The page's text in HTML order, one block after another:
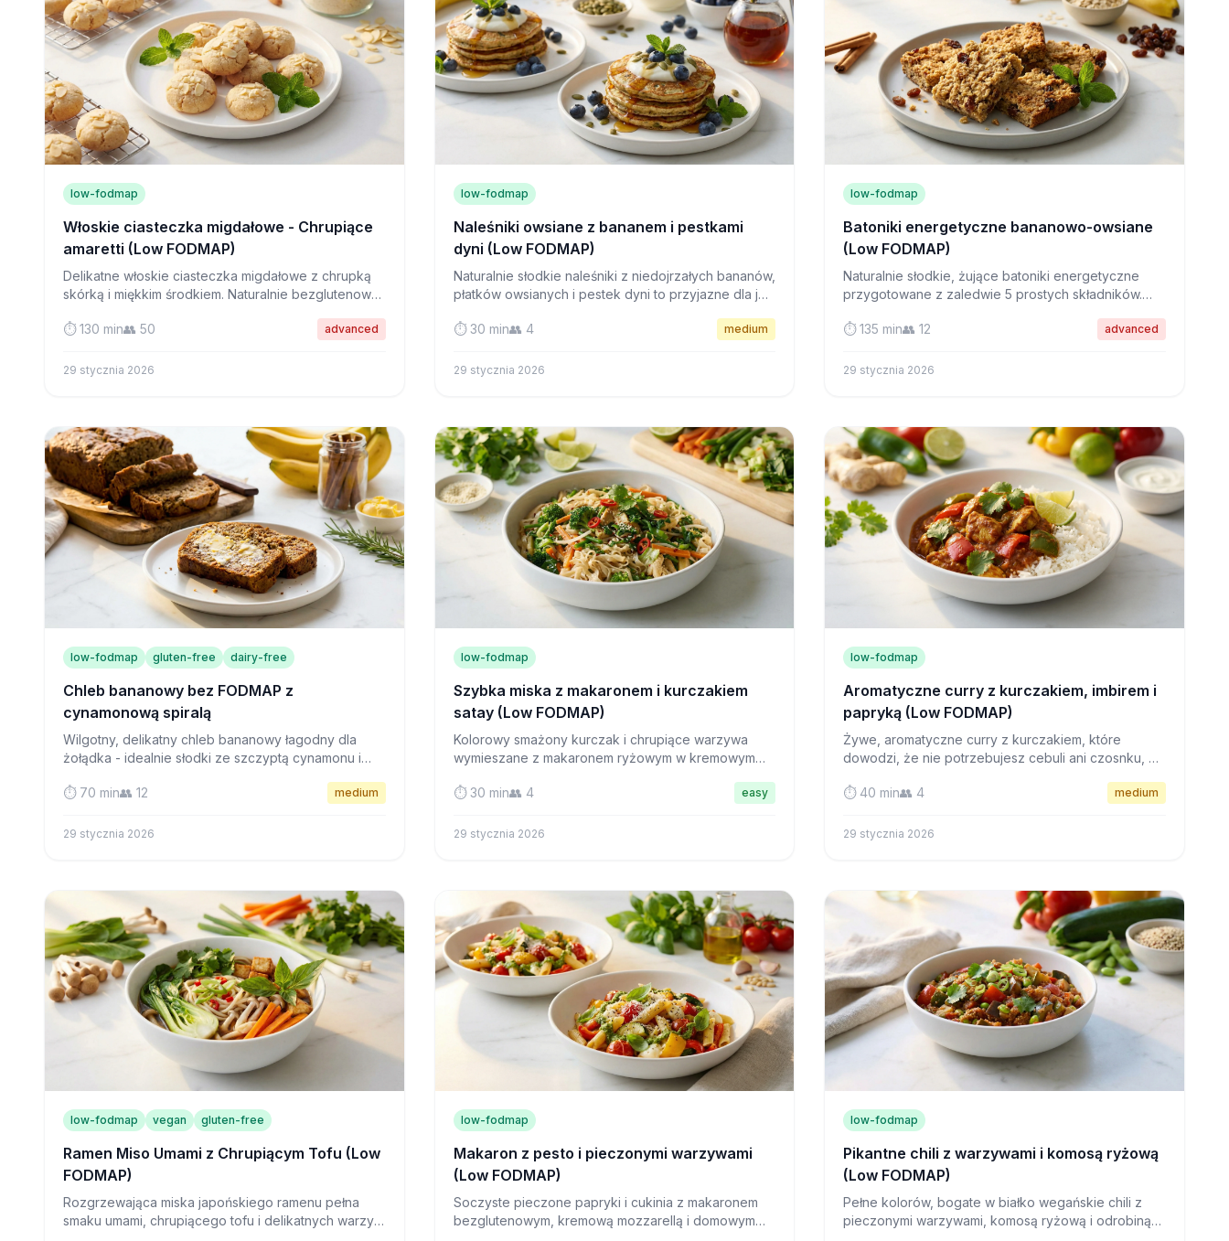
low-fodmap
Włoskie ciasteczka migdałowe - Chrupiące
amaretti (Low FODMAP)
Delikatne włoskie ciasteczka migdałowe z chrupką
skórką i miękkim środkiem. Naturalnie bezglutenowe
odpowiednich porcjach!
⏱️ 130 min👥 50 advanced
29 stycznia 2026
low-fodmap
Naleśniki owsiane z bananem i pestkami
dyni (Low FODMAP)
Naturalnie słodkie naleśniki z niedojrzałych bananów,
płatków owsianych i pestek dyni to przyjazne dla jelit
⏱️ 30 min👥 4 medium
29 stycznia 2026
low-fodmap
Batoniki energetyczne bananowo-owsiane
(Low FODMAP)
Naturalnie słodkie, żujące batoniki energetyczne
przygotowane z zaledwie 5 prostych składników.
podróży, bez dodatku rafinowanego cukru!
⏱️ 135 min👥 12 advanced
29 stycznia 2026
low-fodmap gluten-free dairy-free
Chleb bananowy bez FODMAP z
cynamonową spiralą
Wilgotny, delikatny chleb bananowy łagodny dla
żołądka - idealnie słodki ze szczyptą cynamonu i
się bez obaw.
⏱️ 70 min👥 12 medium
29 stycznia 2026
low-fodmap
Szybka miska z makaronem i kurczakiem
satay (Low FODMAP)
Kolorowy smażony kurczak i chrupiące warzywa
wymieszane z makaronem ryżowym w kremowym
30 minut na zabiegane wieczory.
⏱️ 30 min👥 4 easy
29 stycznia 2026
low-fodmap
Aromatyczne curry z kurczakiem, imbirem i
papryką (Low FODMAP)
Żywe, aromatyczne curry z kurczakiem, które
dowodzi, że nie potrzebujesz cebuli ani czosnku, by
godzinę z przyjaznych dla jelit składników.
⏱️ 40 min👥 4 medium
29 stycznia 2026
low-fodmap vegan gluten-free
Ramen Miso Umami z Chrupiącym Tofu (Low
FODMAP)
Rozgrzewająca miska japońskiego ramenu pełna
smaku umami, chrupiącego tofu i delikatnych warzyw
low-fodmap
Makaron z pesto i pieczonymi warzywami
(Low FODMAP)
Soczyste pieczone papryki i cukinia z makaronem
bezglutenowym, kremową mozzarellą i domowym
low-fodmap
Pikantne chili z warzywami i komosą ryżową
(Low FODMAP)
Pełne kolorów, bogate w białko wegańskie chili z
pieczonymi warzywami, komosą ryżową i odrobiną